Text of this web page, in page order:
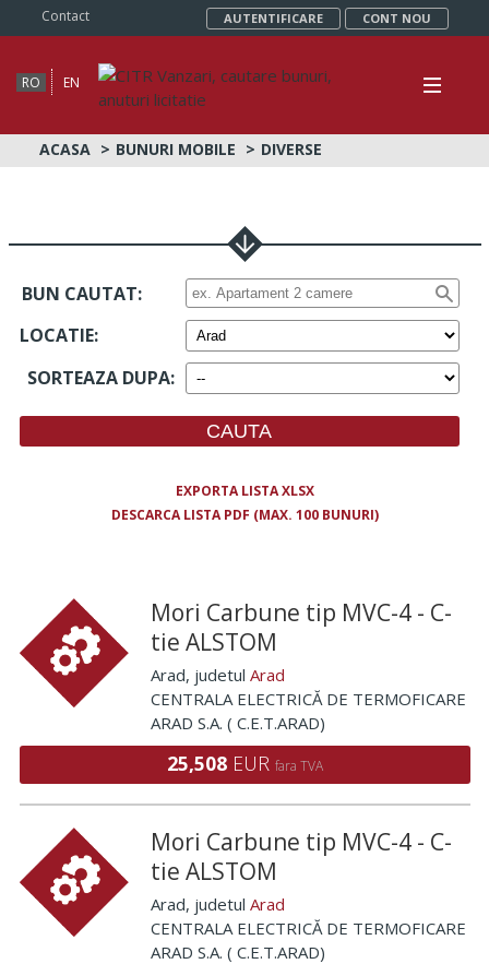
Contact AUTENTIFICARE CONT NOU
RO EN
ACASA BUNURI MOBILE DIVERSE
BUN CAUTAT:
LOCATIE:
SORTEAZA DUPA:
EXPORTA LISTA XLSX
DESCARCA LISTA PDF (MAX. 100 BUNURI)
Mori Carbune tip MVC-4 - C-
tie ALSTOM
Arad, judetul Arad
CENTRALA ELECTRICĂ DE TERMOFICARE
ARAD S.A. ( C.E.T.ARAD)
25,508 EUR fara TVA
Mori Carbune tip MVC-4 - C-
tie ALSTOM
Arad, judetul Arad
CENTRALA ELECTRICĂ DE TERMOFICARE
ARAD S.A. ( C.E.T.ARAD)